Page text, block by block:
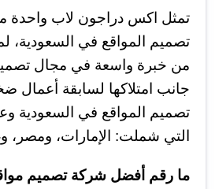
تمثل اكس دراجون لاب
تصميم المواقع في السعودية،
من خبرة واسعة في مجال
جانب امتلاكها لسابقة أعمال
تصميم المواقع في السعودية
التي شملت: الإمارات، ومصر،
ما رقم أفضل شركة تصميم